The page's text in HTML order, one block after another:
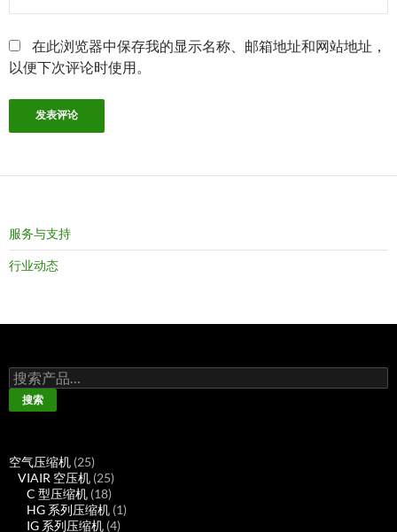
在此浏览器中保存我的显示名称、邮箱地址和网站地址，
以便下次评论时使用。
服务与支持
行业动态
搜
索：
搜索
空气压缩机 2525
个
产
品
VIAIR 空压机 2525
个
产
品
C 型压缩机 1818
个
产
HG 系列压缩机 11
IG 系列压缩机 44